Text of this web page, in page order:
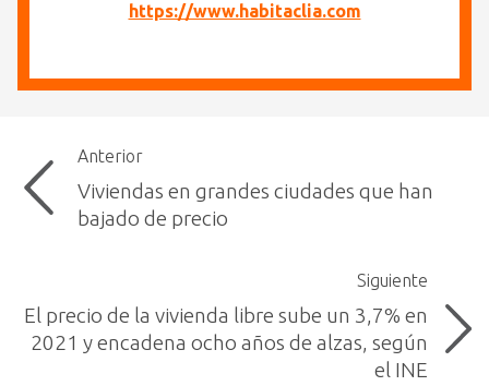
https://www.habitaclia.com
Anterior
Viviendas en grandes ciudades que han
bajado de precio
Siguiente
El precio de la vivienda libre sube un 3,7% en
2021 y encadena ocho años de alzas, según
el INE